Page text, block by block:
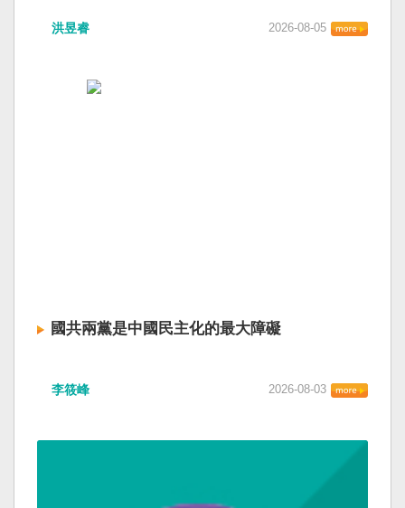
洪昱睿 2026-08-05
國共兩黨是中國民主化的最大障礙
李筱峰 2026-08-03